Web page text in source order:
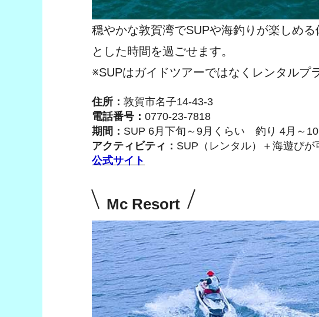
穏やかな敦賀湾でSUPや海釣りが楽しめ
とした時間を過ごせます。
※SUPはガイドツアーではなくレンタルプ
住所： 敦賀市名子14-43-3
電話番号： 0770-23-7818
期間： SUP 6月下旬～9月くらい 釣り 4月～10
アクティビティ： SUP（レンタル）＋海遊びが
公式サイト
Mc Resort